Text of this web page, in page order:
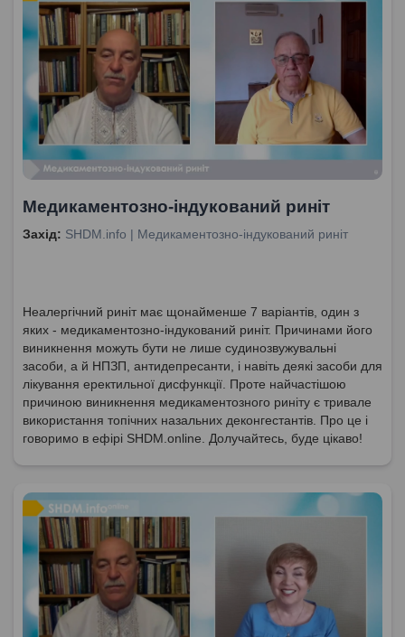
Медикаментозно-індукований риніт
Захід: SHDM.info | Медикаментозно-індукований риніт
Неалергічний риніт має щонайменше 7 варіантів, один з
яких - медикаментозно-індукований риніт. Причинами його
виникнення можуть бути не лише судинозвужувальні
засоби, а й НПЗП, антидепресанти, і навіть деякі засоби для
лікування еректильної дисфункції. Проте найчастішою
причиною виникнення медикаментозного риніту є тривале
використання топічних назальних деконгестантів. Про це і
говоримо в ефірі SHDM.online. Долучайтесь, буде цікаво!